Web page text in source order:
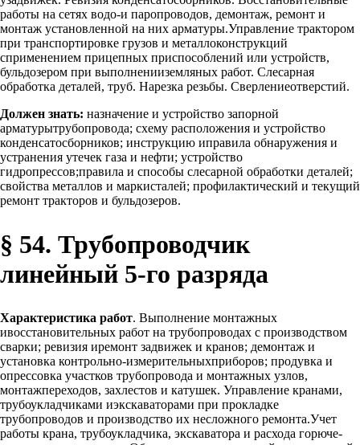
работы на сетях водо-и паропроводов, демонтаж, ремонт и
монтаж установленной на них арматуры.Управление трактором
при транспортировке грузов и металлоконструкций
сприменением прицепных приспособлений или устройств,
бульдозером при выполненииземляных работ. Слесарная
обработка деталей, труб. Нарезка резьбы. Сверлениеотверстий.
Должен знать: назначение и устройство запорной
арматурытрубопровода; схему расположения и устройство
конденсатосборников; инструкцию иправила обнаружения и
устранения утечек газа и нефти; устройство
гидропрессов;правила и способы слесарной обработки деталей;
свойства металлов и маркисталей; профилактический и текущий
ремонт тракторов и бульдозеров.
§ 54. Трубопроводчик
линейный 5-го разряда
Характеристика работ. Выполнение монтажных
ивосстановительных работ на трубопроводах с производством
сварки; ревизия иремонт задвижек и кранов; демонтаж и
установка контрольно-измерительныхприборов; продувка и
опрессовка участков трубопровода и монтажных узлов,
монтажпереходов, захлестов и катушек. Управление кранами,
трубоукладчиками иэкскаваторами при прокладке
трубопроводов и производство их несложного ремонта.Учет
работы крана, трубоукладчика, экскаватора и расхода горюче-